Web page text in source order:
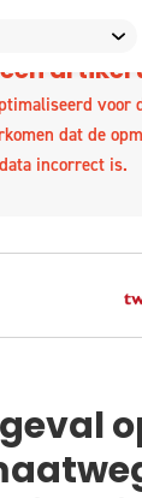
artikel
voor
dat de
incorrect is.